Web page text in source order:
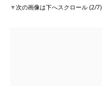
▼次の画像は下へスクロール (2/7)